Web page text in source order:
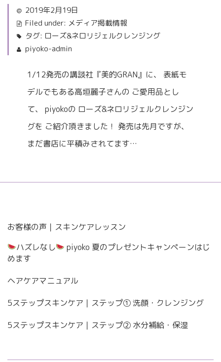
2019年2月19日
Filed under: メディア掲載情報
タグ: ローズ&ネロリジェルクレンジング
piyoko-admin
1/12発売の講談社『美的GRAN』に、 表紙モ
デルでもある高垣麗子さんの ご愛用品とし
て、 piyokoの ローズ&ネロリジェルクレンジン
グを ご紹介頂きました！ 発売は先月ですが、
まだ書店に平積みされてます…
お客様の声｜スキンケアレッスン
ハズレなし
piyoko 夏のプレゼントキャンペーンはじ
めます
ヘアケアマニュアル
5ステップスキンケア｜ステップ① 洗顔・クレンジング
5ステップスキンケア｜ステップ② 水分補給・保湿